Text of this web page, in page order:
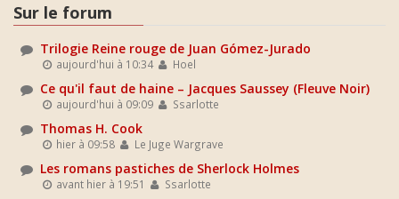
Sur le forum
Trilogie Reine rouge de Juan Gómez-Jurado
aujourd'hui à 10:34 Hoel
Ce qu'il faut de haine – Jacques Saussey (Fleuve Noir)
aujourd'hui à 09:09 Ssarlotte
Thomas H. Cook
hier à 09:58 Le Juge Wargrave
Les romans pastiches de Sherlock Holmes
avant hier à 19:51 Ssarlotte